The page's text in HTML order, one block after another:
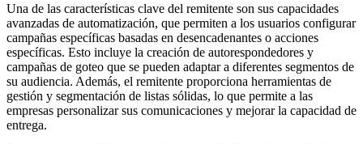
Una de las características clave del remitente son sus capacidades
avanzadas de automatización, que permiten a los usuarios configurar
campañas específicas basadas en desencadenantes o acciones
específicas. Esto incluye la creación de autorespondedores y
campañas de goteo que se pueden adaptar a diferentes segmentos de
su audiencia. Además, el remitente proporciona herramientas de
gestión y segmentación de listas sólidas, lo que permite a las
empresas personalizar sus comunicaciones y mejorar la capacidad de
entrega.